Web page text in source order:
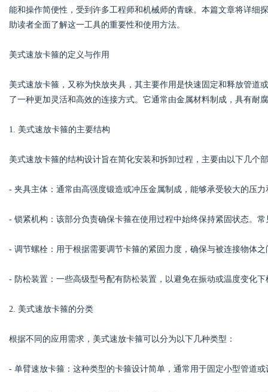
Bo
能和操作简便性，受到许多工程师和机械师的青睐。本篇文章将详细
助读者全面了解这一工具的重要性和使用方法。
美式速放卡箍的定义与作用
美式速放卡箍，又称为快放夹具，其主要作用是快速固定和释放管道
了一种更加灵活和高效的连接方式。它通常由金属材料制成，具有耐
1. 美式速放卡箍的主要结构
美式速放卡箍的结构设计旨在简化安装和拆卸过程，主要由以下几个
- 夹具主体：通常由高强度锻造或冲压金属制成，能够承受较大的压力
- 锁紧机构：该部分负责确保卡箍在使用过程中始终保持紧固状态。
- 调节螺栓：用于根据需要调节卡箍的紧固力度，确保与被连接物体
- 防松装置：一些高级型号配有防松装置，以避免在振动或温度变化
2. 美式速放卡箍的分类
根据不同的应用需求，美式速放卡箍可以分为以下几种类型：
- 单臂速放卡箍：这种类型的卡箍设计简单，通常用于固定小型管道